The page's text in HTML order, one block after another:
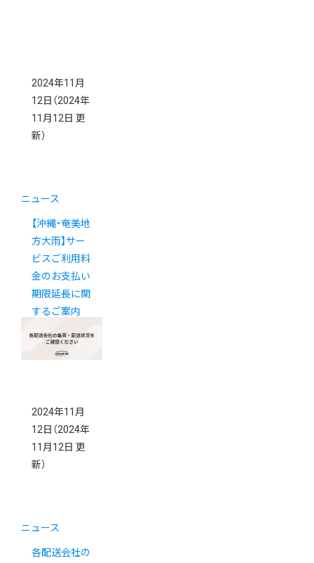
2024年11月
12日 （2024年
11月12日 更
新）
ニュース
【沖縄・奄美地
方大雨】サー
ビスご利用料
金のお支払い
期限延長に関
するご案内
2024年11月
12日 （2024年
11月12日 更
新）
ニュース
各配送会社の